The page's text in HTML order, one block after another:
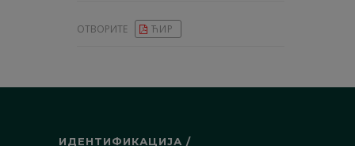
ОТВОРИТЕ ЋИР
ИДЕНТИФИКАЦИЈА /